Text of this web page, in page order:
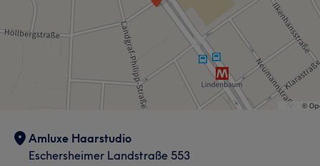
Amluxe Haarstudio
Eschersheimer Landstraße 553